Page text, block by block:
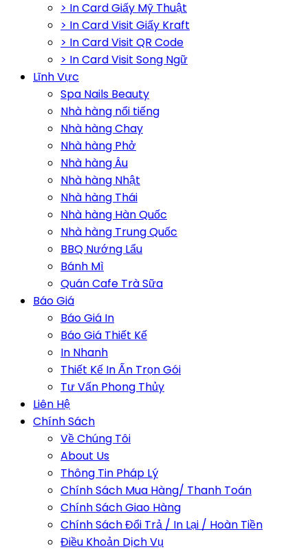
> In Card Giấy Mỹ Thuật
> In Card Visit Giấy Kraft
> In Card Visit QR Code
> In Card Visit Song Ngữ
Lĩnh Vực
Spa Nails Beauty
Nhà hàng nổi tiếng
Nhà hàng Chay
Nhà hàng Phở
Nhà hàng Âu
Nhà hàng Nhật
Nhà hàng Thái
Nhà hàng Hàn Quốc
Nhà hàng Trung Quốc
BBQ Nướng Lẩu
Bánh Mì
Quán Cafe Trà Sữa
Báo Giá
Báo Giá In
Báo Giá Thiết Kế
In Nhanh
Thiết Kế In Ấn Trọn Gói
Tư Vấn Phong Thủy
Liên Hệ
Chính Sách
Về Chúng Tôi
About Us
Thông Tin Pháp Lý
Chính Sách Mua Hàng/ Thanh Toán
Chính Sách Giao Hàng
Chính Sách Đổi Trả / In Lại / Hoàn Tiền
Điều Khoản Dịch Vụ